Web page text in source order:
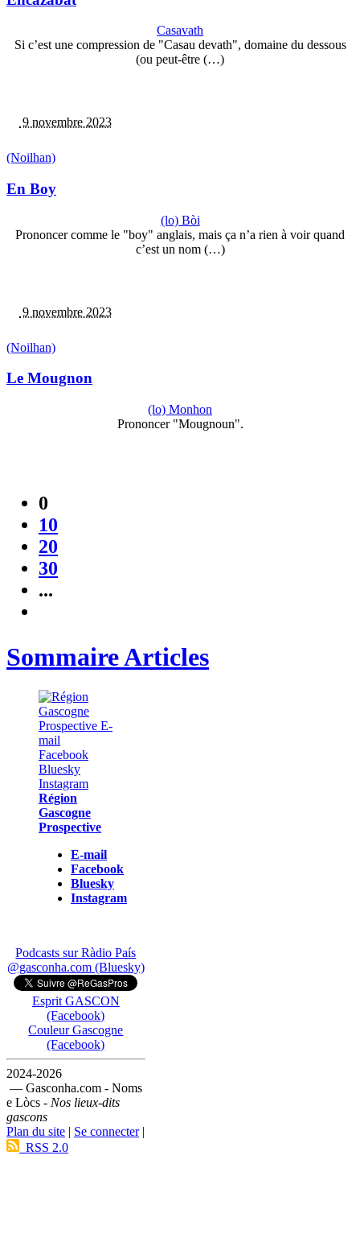
Casavath
Si c’est une compression de "Casau devath", domaine du dessous
(ou peut-être (…)
9 novembre 2023
(Noilhan)
En Boy
(lo) Bòi
Prononcer comme le "boy" anglais, mais ça n’a rien à voir quand
c’est un nom (…)
9 novembre 2023
(Noilhan)
Le Mougnon
(lo) Monhon
Prononcer "Mougnoun".
0
10
20
30
...
Sommaire Articles
Région
Gascogne
Prospective
E-mail
Facebook
Bluesky
Instagram
Podcasts sur Ràdio País
@gasconha.com (Bluesky)
Esprit GASCON
(Facebook)
Couleur Gascogne
(Facebook)
2024-2026
— Gasconha.com - Noms
e Lòcs - Nos lieux-dits
gascons
Plan du site | Se connecter|
RSS 2.0